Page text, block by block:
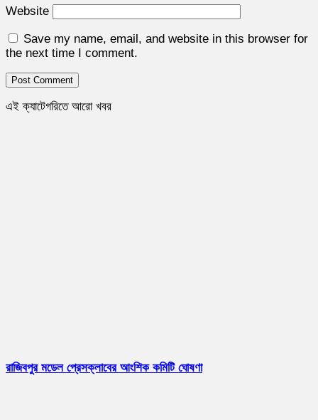
Website
Save my name, email, and website in this browser for
the next time I comment.
এই ক্যাটেগরিতে আরো খবর
রাজিবপুর মডেল প্রেসক্লাবের আংশিক কমিটি ঘোষণা